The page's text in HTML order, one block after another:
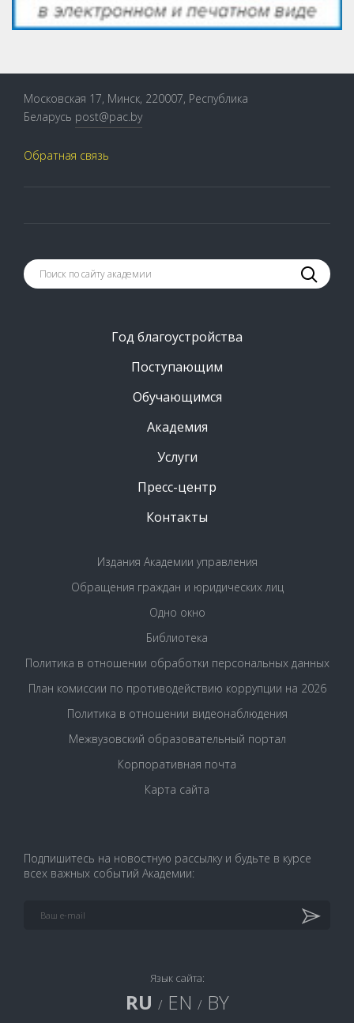
Московская 17, Минск, 220007, Республика
Беларусь post@pac.by
Обратная связь
Год благоустройства
Поступающим
Обучающимся
Академия
Услуги
Пресс-центр
Контакты
Издания Академии управления
Обращения граждан и юридических лиц
Одно окно
Библиотека
Политика в отношении обработки персональных данных
План комиссии по противодействию коррупции на 2026
Политика в отношении видеонаблюдения
Межвузовский образовательный портал
Корпоративная почта
Карта сайта
Подпишитесь на новостную рассылку и будьте в курсе
всех важных событий Академии:
Язык сайта:
RU / EN / BY